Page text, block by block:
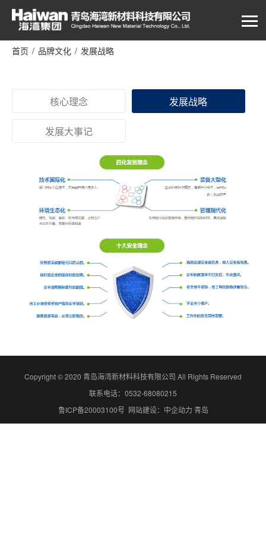
首页 / 品牌文化 / 发展战略
核心理念 发展战略
发展大事记
Copyright © 2020 青岛海湾新材料科技有限公司 All Rights Reserved
联系电话：0532-68080215
鲁ICP备20003100号 网站建设：中企动力 青岛